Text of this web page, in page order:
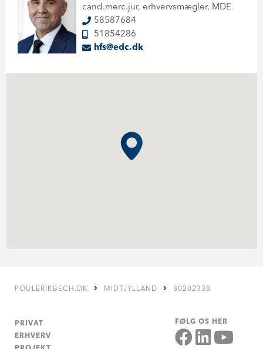
cand.merc.jur, erhvervsmægler, MDE
58587684
51854286
hfs@edc.dk
POULERIKBECH.DK MIDTJYLLAND 80202338
PRIVAT
ERHVERV
FØLG OS HER